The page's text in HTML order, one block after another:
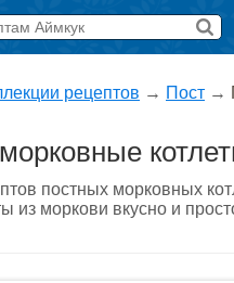
рецептов → Пост →
постных морковных
из моркови вкусно и